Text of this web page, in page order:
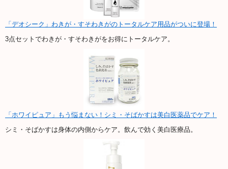
「デオシーク」わきが・すそわきがのトータルケア用品がついに登場！
3点セットでわきが・すそわきがをお得にトータルケア。
「ホワイピュア」もう悩まない！シミ・そばかすは美白医薬品でケア！
シミ・そばかすは身体の内側からケア。飲んで効く美白医療品。